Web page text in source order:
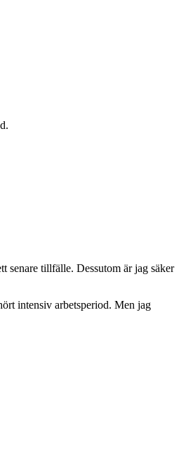
senare tillfälle. Dessutom är jag säker
intensiv arbetsperiod. Men jag